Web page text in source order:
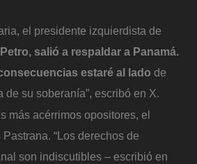
el presidente izquierdista de
salió a respaldar a Panamá.
estaré al lado de
su soberanía”, escribó en X.
más acérrimos opositores, el
“Los derechos de
son indiscutibles – escribió en